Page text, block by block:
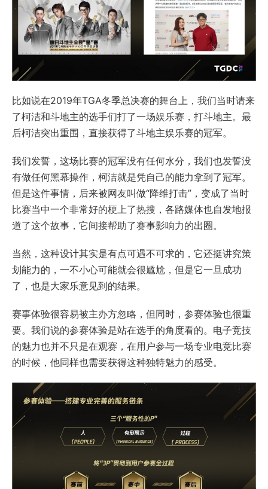
比如说在2019年TGA冬季总决赛的舞台上，我们当时请来
了柯洁和斗地主的选手们打了一场娱乐赛，打斗地主。最
后柯洁突出重围，直接获得了斗地主娱乐赛的冠军。
我们发誓，这场比赛的冠军没有任何水分，我们也发誓没
有做任何黑幕操作，柯洁就是凭自己的能力拿到了冠军。
但是这件事情，后来被网友叫做“降维打击”，变成了当时
比赛当中一个非常好的梗上了热搜，各路媒体也自发地报
道了这个故事，它间接帮助了赛事影响力的出圈。
当然，这种设计其实是有点可遇不可求的，它还挺讲究策
划能力的，一不小心可能就会很尴尬，但是它一旦成功
了，也是大家乐意见到的结果。
赛事体验很容易被主办方忽略，但同时，参赛体验也很重
要。我们说的参赛体验是站在选手的角度看的。电子竞技
的魅力也并不只是在观赛，在用户参与一场专业电竞比赛
的时候，他同样也需要获得这种独特魅力的感受。